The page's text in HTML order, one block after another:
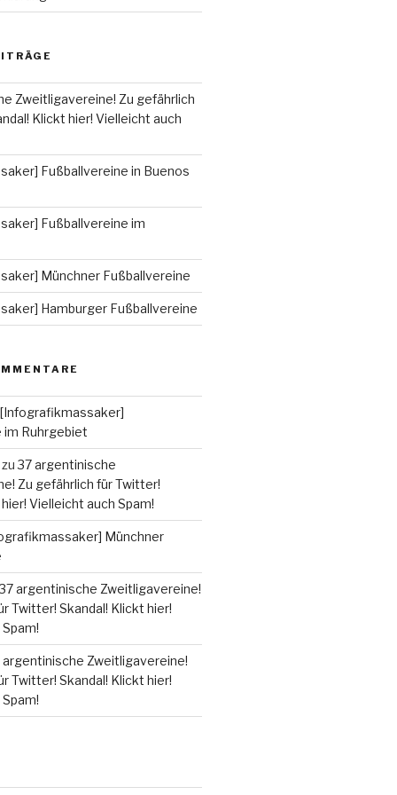
Zweitligavereine! Zu gefährlich
Klickt hier! Vielleicht auch
Fußballvereine in Buenos
Fußballvereine im
Münchner Fußballvereine
Hamburger Fußballvereine
[Infografikmassaker]
im Ruhrgebiet
37 argentinische
Zu gefährlich für Twitter!
Vielleicht auch Spam!
Münchner
argentinische Zweitligavereine!
Twitter! Skandal! Klickt hier!
argentinische Zweitligavereine!
Twitter! Skandal! Klickt hier!